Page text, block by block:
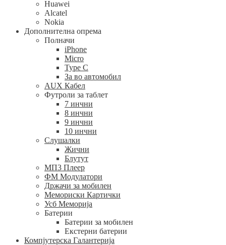
Huawei
Alcatel
Nokia
Дополнителна опрема
Полначи
iPhone
Micro
Type C
За во автомобил
AUX Кабел
Футроли за таблет
7 инчни
8 инчни
9 инчни
10 инчни
Слушалки
Жични
Блутут
МП3 Плеер
ФМ Модулатори
Држачи за мобилен
Мемориски Картички
Усб Меморија
Батерии
Батерии за мобилен
Екстерни батерии
Компјутерска Галантерија